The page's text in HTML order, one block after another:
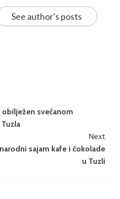
See author's posts
svečanom
Next
sajam kafe i čokolade
u Tuzli